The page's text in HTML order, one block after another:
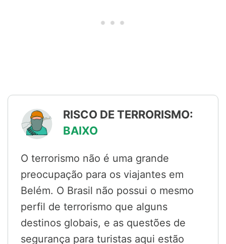
RISCO DE TERRORISMO:
BAIXO
O terrorismo não é uma grande
preocupação para os viajantes em
Belém. O Brasil não possui o mesmo
perfil de terrorismo que alguns
destinos globais, e as questões de
segurança para turistas aqui estão